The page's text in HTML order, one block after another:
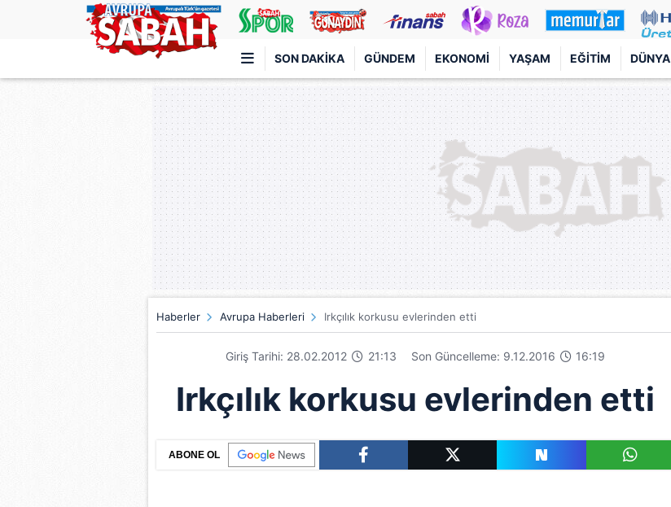
SON DAKIKA GÜNDEM EKONOMI YAŞAM EĞITIM DÜNYA
Türkiye'nin en iyi haber sitesi
Haberler Avrupa Haberleri Irkçılık korkusu evlerinden etti
Giriş Tarihi: 28.02.2012 21:13 Son Güncelleme: 9.12.2016 16:19
Irkçılık korkusu evlerinden etti
ABONE OL